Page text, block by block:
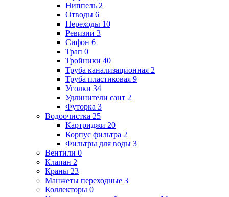
Ниппель 2
Отводы 6
Переходы 10
Ревизии 3
Сифон 6
Трап 0
Тройники 40
Труба канализационная 2
Труба пластиковая 9
Уголки 34
Удлинители сант 2
Футорка 3
Водоочистка 25
Картриджи 20
Корпус фильтра 2
Фильтры для воды 3
Вентили 0
Клапан 2
Краны 23
Манжеты переходные 3
Коллекторы 0